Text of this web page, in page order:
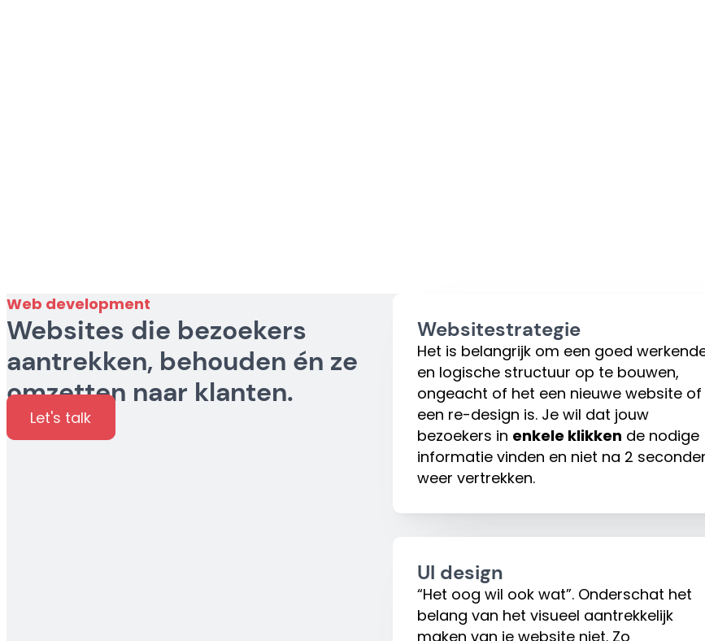
Web development
Websites die bezoekers
aantrekken, behouden én ze
omzetten naar klanten.
Let's talk
Websitestrategie
Het is belangrijk om een goed
en logische structuur op te bouwen,
ongeacht of het een nieuwe website of
een re-design is. Je wil dat jouw
bezoekers in enkele klikken de nodige
informatie vinden en niet na 2
weer vertrekken.
UI design
“Het oog wil ook wat”. Onderschat het
belang van het visueel aantrekkelijk
maken van je website niet. Zo